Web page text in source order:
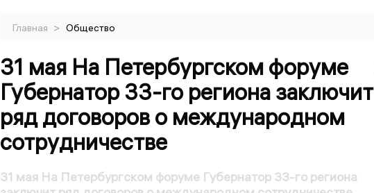
Главная > Общество
31 мая На Петербургском форуме
Губернатор 33-го региона заключит
ряд договоров о международном
сотрудничестве
31 мая На Петербургском форуме Губернатор 33-го региона